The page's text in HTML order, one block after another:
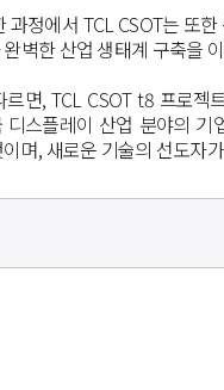
과정에서 TCL CSOT는 또한
벽한 산업 생태계 구축을
르면, TCL CSOT t8 프로젝
디스플레이 산업 분야의 기
며, 새로운 기술의 선도자가